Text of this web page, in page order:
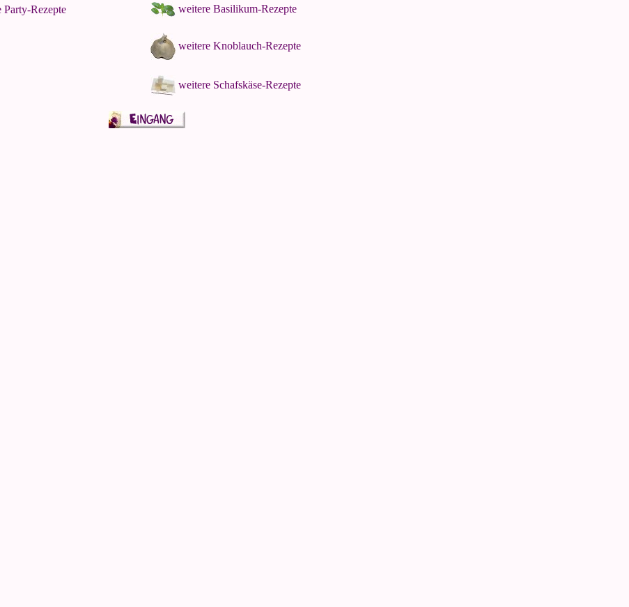
Party-Rezepte weitere Basilikum-Rezepte
weitere Knoblauch-Rezepte
weitere Schafskäse-Rezepte